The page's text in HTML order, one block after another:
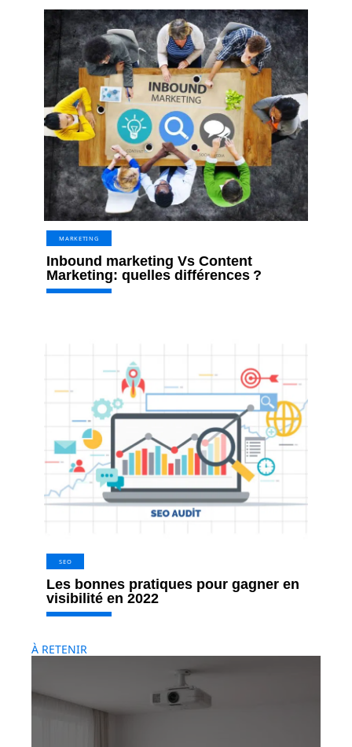
MARKETING
Inbound marketing Vs Content
Marketing: quelles différences ?
SEO
Les bonnes pratiques pour gagner en
visibilité en 2022
À RETENIR